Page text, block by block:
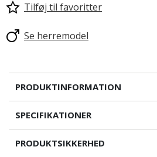
Tilføj til favoritter
Se herremodel
PRODUKTINFORMATION
SPECIFIKATIONER
PRODUKTSIKKERHED